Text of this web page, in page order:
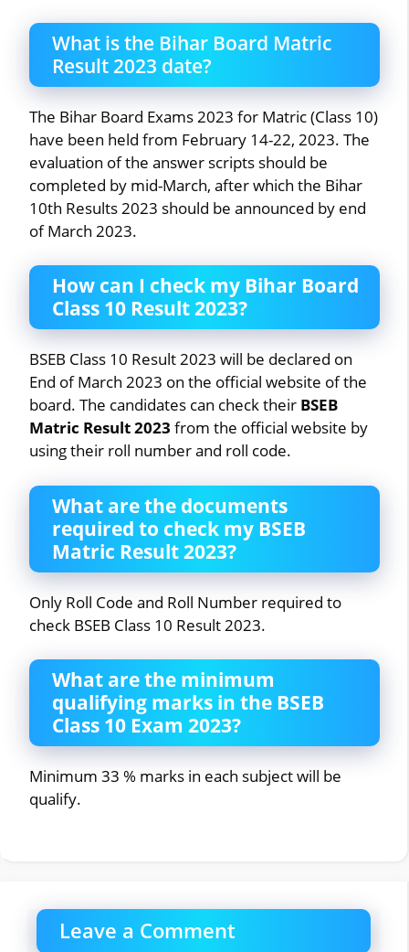
What is the Bihar Board Matric
Result 2023 date?
The Bihar Board Exams 2023 for Matric (Class 10)
have been held from February 14-22, 2023. The
evaluation of the answer scripts should be
completed by mid-March, after which the Bihar
10th Results 2023 should be announced by end
of March 2023.
How can I check my Bihar Board
Class 10 Result 2023?
BSEB Class 10 Result 2023 will be declared on
End of March 2023 on the official website of the
board. The candidates can check their BSEB
Matric Result 2023 from the official website by
using their roll number and roll code.
What are the documents
required to check my BSEB
Matric Result 2023?
Only Roll Code and Roll Number required to
check BSEB Class 10 Result 2023.
What are the minimum
qualifying marks in the BSEB
Class 10 Exam 2023?
Minimum 33 % marks in each subject will be
qualify.
Leave a Comment